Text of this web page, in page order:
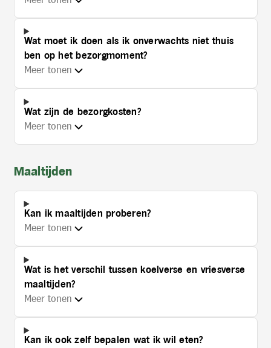
Wat moet ik doen als ik onverwachts niet thuis
ben op het bezorgmoment?
Meer tonen
Wat zijn de bezorgkosten?
Meer tonen
Maaltijden
Kan ik maaltijden proberen?
Meer tonen
Wat is het verschil tussen koelverse en vriesverse
maaltijden?
Meer tonen
Kan ik ook zelf bepalen wat ik wil eten?